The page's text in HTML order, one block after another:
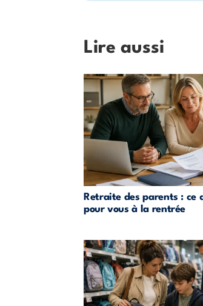
Lire aussi
Retraite des parents : ce
pour vous à la rentrée